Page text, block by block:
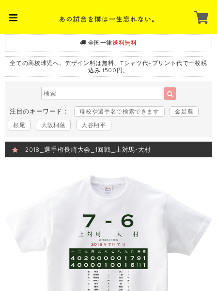
全国一律送料無料
全ての高校球児へ。デザイン料は無料、Tシャツ代+プリント代で一枚税
込み 1500円。
注目のキーワード： 母校や選手名で検索できます
金足農
根尾
大阪桐蔭 大谷翔平
2018_選手権長崎大会_1回戦_上対馬-大村